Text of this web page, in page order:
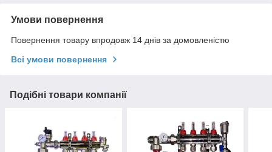
Умови повернення
Повернення товару впродовж 14 днів за домовленістю
Всі умови повернення
Подібні товари компанії